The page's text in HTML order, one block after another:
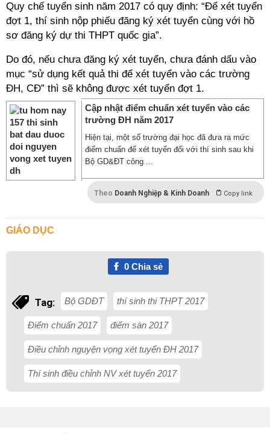
Quy chế tuyển sinh năm 2017 có quy định: “Để xét tuyển
đợt 1, thí sinh nộp phiếu đăng ký xét tuyển cùng với hồ
sơ đăng ký dự thi THPT quốc gia”.
Do đó, nếu chưa đăng ký xét tuyển, chưa đánh dấu vào
mục “sử dụng kết quả thi để xét tuyển vào các trường
ĐH, CĐ” thì sẽ không được xét tuyển đợt 1.
Cập nhật điểm chuẩn xét tuyển vào các
trường ĐH năm 2017
Hiện tại, một số trường đại học đã đưa ra mức
điểm chuẩn để xét tuyển đối với thí sinh sau khi
Bộ GD&ĐT công ...
Theo Doanh Nghiệp & Kinh Doanh Copy link
GIÁO DỤC
0Chia sẻ
Tag: Bộ GDĐT thí sinh thi THPT 2017
Điểm chuẩn 2017 điểm sàn 2017
Điều chỉnh nguyện vọng xét tuyển ĐH 2017
Thí sinh điều chỉnh NV xét tuyển 2017